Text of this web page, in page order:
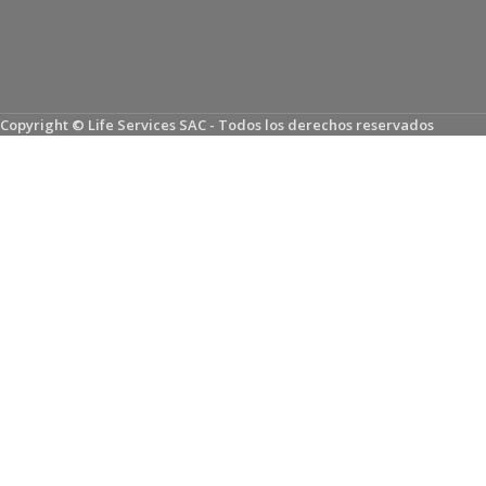
Copyright © Life Services SAC - Todos los derechos reservados